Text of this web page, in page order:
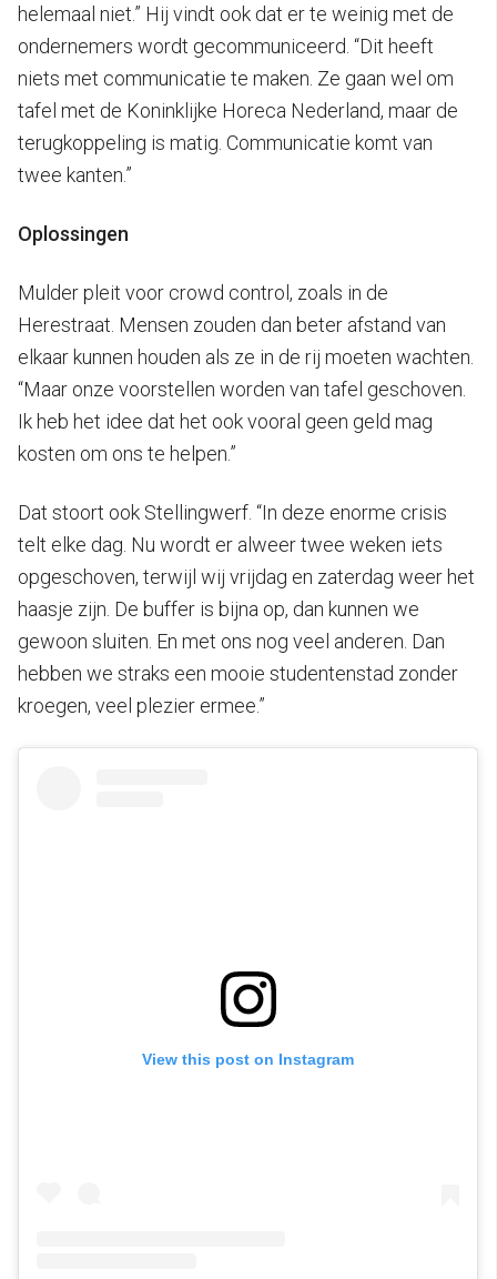
helemaal niet.” Hij vindt ook dat er te weinig met de
ondernemers wordt gecommuniceerd. “Dit heeft
niets met communicatie te maken. Ze gaan wel om
tafel met de Koninklijke Horeca Nederland, maar de
terugkoppeling is matig. Communicatie komt van
twee kanten.”
Oplossingen
Mulder pleit voor crowd control, zoals in de
Herestraat. Mensen zouden dan beter afstand van
elkaar kunnen houden als ze in de rij moeten wachten.
“Maar onze voorstellen worden van tafel geschoven.
Ik heb het idee dat het ook vooral geen geld mag
kosten om ons te helpen.”
Dat stoort ook Stellingwerf. “In deze enorme crisis
telt elke dag. Nu wordt er alweer twee weken iets
opgeschoven, terwijl wij vrijdag en zaterdag weer het
haasje zijn. De buffer is bijna op, dan kunnen we
gewoon sluiten. En met ons nog veel anderen. Dan
hebben we straks een mooie studentenstad zonder
kroegen, veel plezier ermee.”
View this post on Instagram